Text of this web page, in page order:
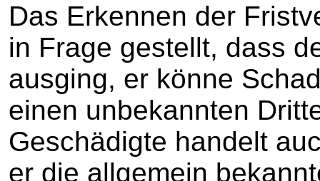
Das Erkennen der
in Frage gestellt, dass
ausging, er könne
einen unbekannten
Geschädigte handelt
er die allgemein